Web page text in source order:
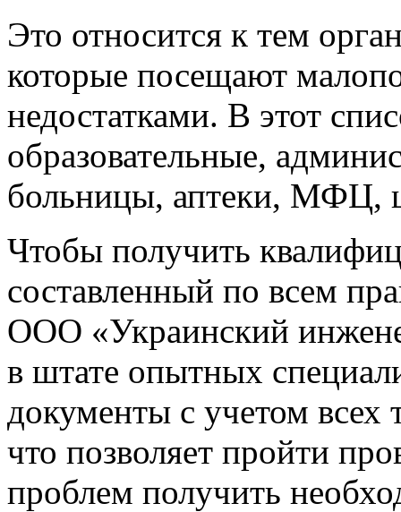
Это относится к тем
которые посещают
недостатками. В этот
образовательные,
больницы, аптеки, МФЦ,
Чтобы получить
составленный по всем
ООО «Украинский
в штате опытных
документы с учетом всех
что позволяет пройти
проблем получить